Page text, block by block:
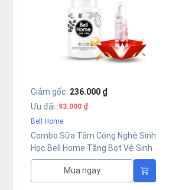
Giảm gốc: 236.000 ₫
Ưu đãi :93.000 ₫
Bell Home
Combo Sữa Tắm Công Nghệ Sinh
Học Bell Home Tặng Bọt Vệ Sinh
Phụ Nữ 100ML
Mua ngay